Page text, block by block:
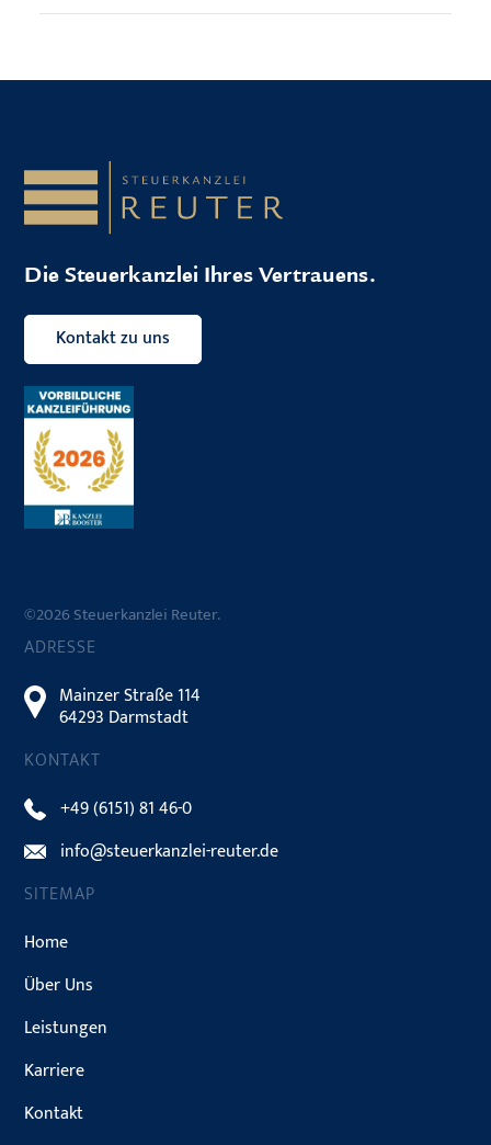
Die Steuerkanzlei Ihres Vertrauens.
Kontakt zu uns
©2026 Steuerkanzlei Reuter.
ADRESSE
Mainzer Straße 114
64293 Darmstadt
KONTAKT
+49 (6151) 81 46-0
info@steuerkanzlei-reuter.de
SITEMAP
Home
Über Uns
Leistungen
Karriere
Kontakt